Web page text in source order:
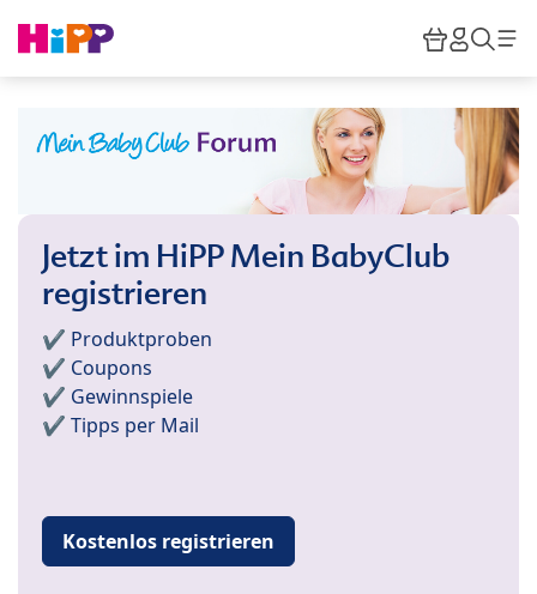
HiPP
Jetzt im HiPP Mein BabyClub
registrieren
✔️ Produktproben
✔️ Coupons
✔️ Gewinnspiele
✔️ Tipps per Mail
Kostenlos registrieren